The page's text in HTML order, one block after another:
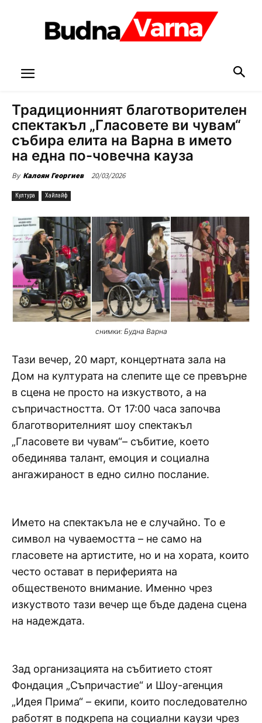
Традиционният благотворителен
спектакъл „Гласовете ви чувам“
събира елита на Варна в името
на една по-човечна кауза
By Калоян Георгиев 20/03/2026
Култура Хайлайф
снимки: Будна Варна
Тази вечер, 20 март, концертната зала на
Дом на културата на слепите ще се превърне
в сцена не просто на изкуството, а на
съпричастността. От 17:00 часа започва
благотворителният шоу спектакъл
„Гласовете ви чувам“– събитие, което
обединява талант, емоция и социална
ангажираност в едно силно послание.
Името на спектакъла не е случайно. То е
символ на чуваемостта – не само на
гласовете на артистите, но и на хората, които
често остават в периферията на
общественото внимание. Именно чрез
изкуството тази вечер ще бъде дадена сцена
на надеждата.
Зад организацията на събитието стоят
Фондация „Съпричастие“ и Шоу-агенция
„Идея Прима“ – екипи, които последователно
работят в подкрепа на социални каузи чрез